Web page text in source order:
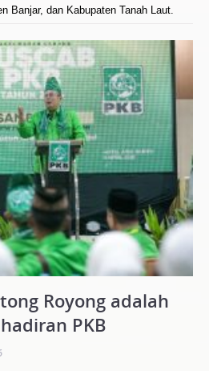
Banjar, dan Kabupaten Tanah Laut.
Royong adalah
PKB